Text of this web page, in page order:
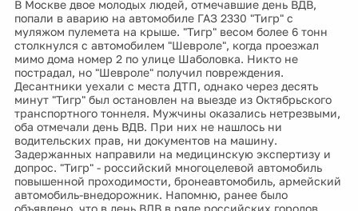
В Москве двое молодых людей, отмечавшие день ВДВ,
попали в аварию на автомобиле ГАЗ 2330 "Тигр" с
муляжом пулемета на крыше. "Тигр" весом более 6 тонн
столкнулся с автомобилем "Шевроле", когда проезжал
мимо дома номер 2 по улице Шаболовка. Никто не
пострадал, но "Шевроле" получил повреждения.
Десантники уехали с места ДТП, однако через десять
минут "Тигр" был остановлен на выезде из Октябрьского
транспортного тоннеля. Мужчины оказались нетрезвыми,
оба отмечали день ВДВ. При них не нашлось ни
водительских прав, ни документов на машину.
Задержанных направили на медицинскую экспертизу и
допрос. "Тигр" - российский многоцелевой автомобиль
повышенной проходимости, бронеавтомобиль, армейский
автомобиль-внедорожник. Напомню, ранее было
объявлено, что в день ВДВ в ряде российских городов